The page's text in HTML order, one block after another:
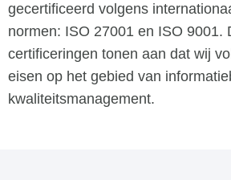
gecertificeerd volgens
normen: ISO 27001 en ISO 9001.
certificeringen tonen aan dat wij
eisen op het gebied van
kwaliteitsmanagement.